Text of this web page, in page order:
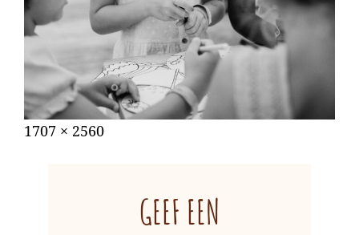
Gepubliceerd
augustus
Volledige
1707 × 2560
GEEF EEN